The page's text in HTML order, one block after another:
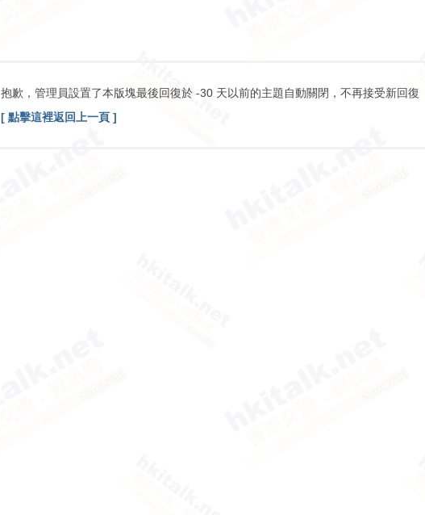
抱歉，管理員設置了本版塊最後回復於 -30 天以前的主題自動關閉，不再接受新回復
[ 點擊這裡返回上一頁 ]